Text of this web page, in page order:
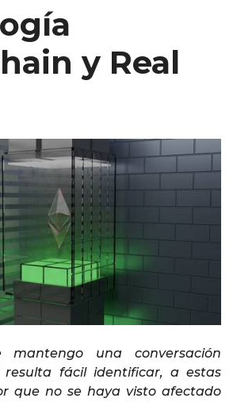
y Real
una conversación
fácil identificar, a estas
que no se haya visto afectado